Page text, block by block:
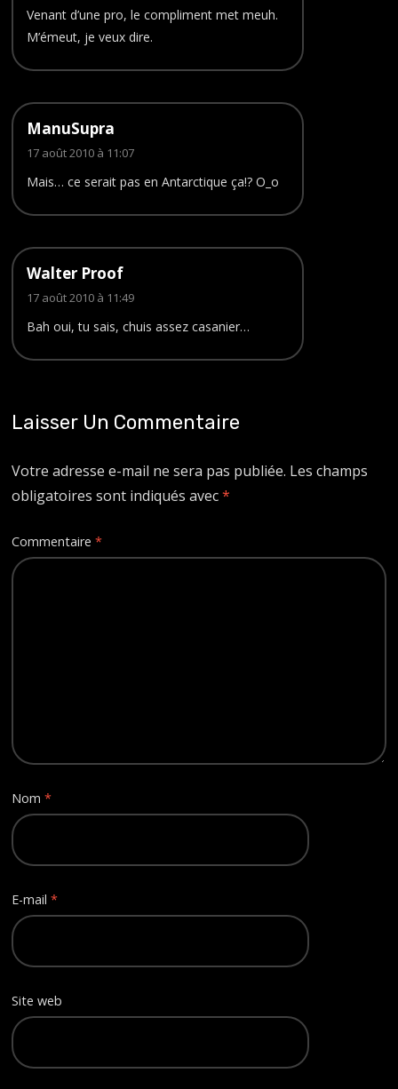
Venant d’une pro, le compliment met meuh.
M’émeut, je veux dire.
ManuSupra
17 août 2010 à 11:07
Mais… ce serait pas en Antarctique ça!? O_o
Walter Proof
17 août 2010 à 11:49
Bah oui, tu sais, chuis assez casanier…
Laisser Un Commentaire
Votre adresse e-mail ne sera pas publiée. Les champs
obligatoires sont indiqués avec*
Commentaire*
Nom*
E-mail*
Site web